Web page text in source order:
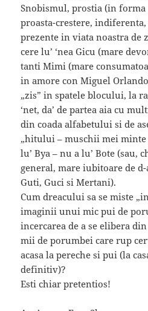
Snobismul, prostia (in
proasta-crestere,
prezente in viata noastra de
cere lu’ ‘nea Gicu (mare
tanti Mimi (mare
in amore con Miguel
„zis” in spatele blocului, la
‘net, da’ de partea aia cu
din coada alfabetului si de
„hitului – muschii mei minte
lu’ Bya – nu a lu’ Bote (sau,
general, mare iubitoare de
Guti, Guci si Mertani).
Cum dreacului sa se miste
imaginii unui mic pui de
incercarea de a se elibera
mii de porumbei care rup
acasa la pereche si pui (la
definitiv)?
Esti chiar pretentios!